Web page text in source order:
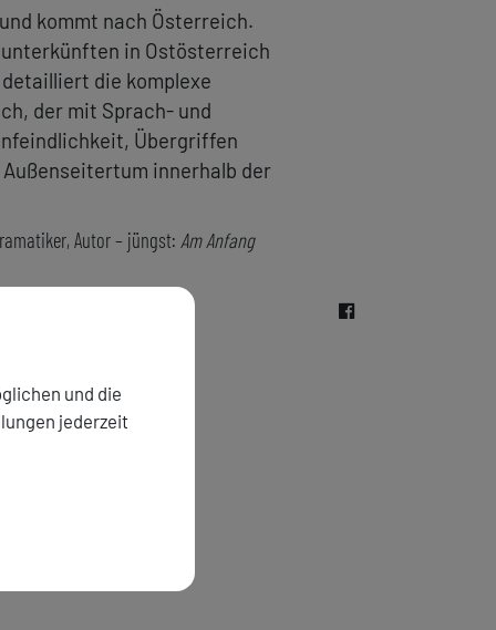
kommt nach Österreich.
in Ostösterreich
die komplexe
der mit Sprach- und
Übergriffen
innerhalb der
Autor – jüngst: Am Anfang
und die
jederzeit